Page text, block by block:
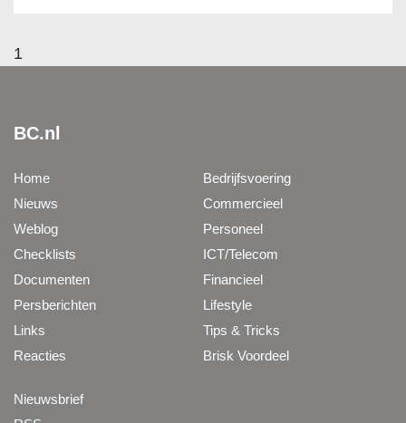
1
BC.nl
Home
Nieuws
Weblog
Checklists
Documenten
Persberichten
Links
Reacties
Bedrijfsvoering
Commercieel
Personeel
ICT/Telecom
Financieel
Lifestyle
Tips & Tricks
Brisk Voordeel
Nieuwsbrief